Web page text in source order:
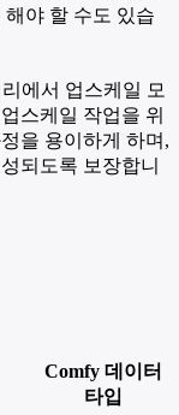
야 할 수도 있습
에서 업스케일 모
스케일 작업을 위
을 용이하게 하며,
되도록 보장합니
Comfy 데이터
타입